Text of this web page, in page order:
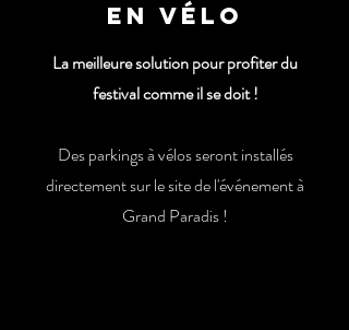
en vÉlo
La meilleure solution pour profiter du
festival comme il se doit !
Des parkings à vélos seront installés
directement sur le site de l'événement à
Grand Paradis !